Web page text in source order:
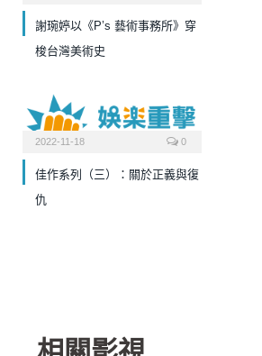
謝琬婷以《P’s 藝術事務所》穿
梭台灣美術史
2022-11-18 0
佳作系列（三）：關於正義與復
仇